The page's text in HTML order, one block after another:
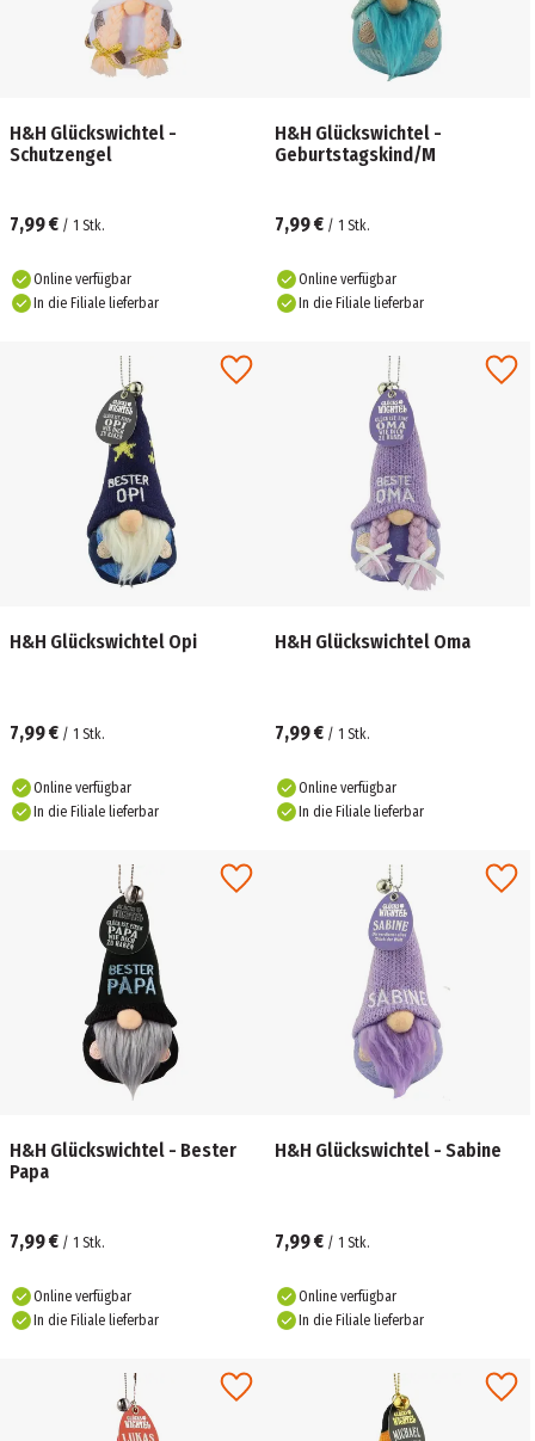
H&H Glückswichtel -
Schutzengel
7,99 € / 1 Stk.
Online verfügbar
In die Filiale lieferbar
H&H Glückswichtel -
Geburtstagskind/M
7,99 € / 1 Stk.
Online verfügbar
In die Filiale lieferbar
H&H Glückswichtel Opi
7,99 € / 1 Stk.
Online verfügbar
In die Filiale lieferbar
H&H Glückswichtel Oma
7,99 € / 1 Stk.
Online verfügbar
In die Filiale lieferbar
H&H Glückswichtel - Bester
Papa
7,99 € / 1 Stk.
Online verfügbar
In die Filiale lieferbar
H&H Glückswichtel - Sabine
7,99 € / 1 Stk.
Online verfügbar
In die Filiale lieferbar